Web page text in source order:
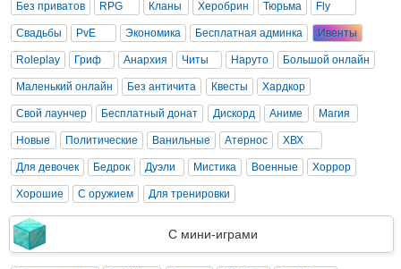
Без приватов RPG Кланы Херобрин Тюрьма Fly
Свадьбы PvE Экономика Бесплатная админка Ивенты
Roleplay Гриф Анархия Читы Наруто Большой онлайн
Маленький онлайн Без античита Квесты Хардкор
Свой лаунчер Бесплатный донат Дискорд Аниме Магия
Новые Политические Ванильные Атернос ХВХ
Для девочек Бедрок Дуэли Мистика Военные Хоррор
Хорошие С оружием Для тренировки
С мини-играми